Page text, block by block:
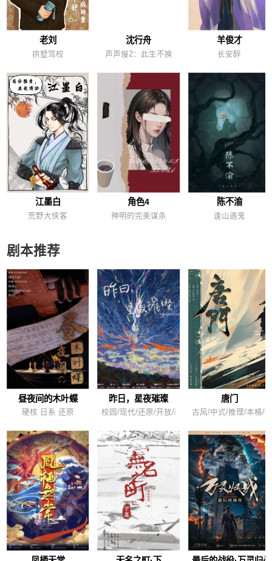
老刘
拱墅驾校
沈行舟
声声慢2：此生不换
羊俊才
长安醉
江墨白
荒野大侠客
角色4
神明的完美谋杀
陈不渝
逢山遇鬼
剧本推荐
昼夜间的木叶蝶
硬核 日系 还原
昨日，星夜璀璨
校园/现代/还原/开放/新手/烧脑/情感/沉浸
唐门
古风/中式/推理/本格/